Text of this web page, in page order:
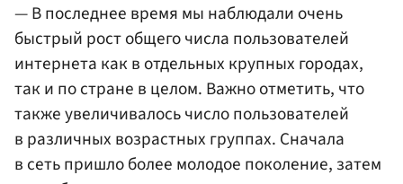
— В последнее время мы наблюдали очень
быстрый рост общего числа пользователей
интернета как в отдельных крупных городах,
так и по стране в целом. Важно отметить, что
также увеличивалось число пользователей
в различных возрастных группах. Сначала
в сеть пришло более молодое поколение, затем